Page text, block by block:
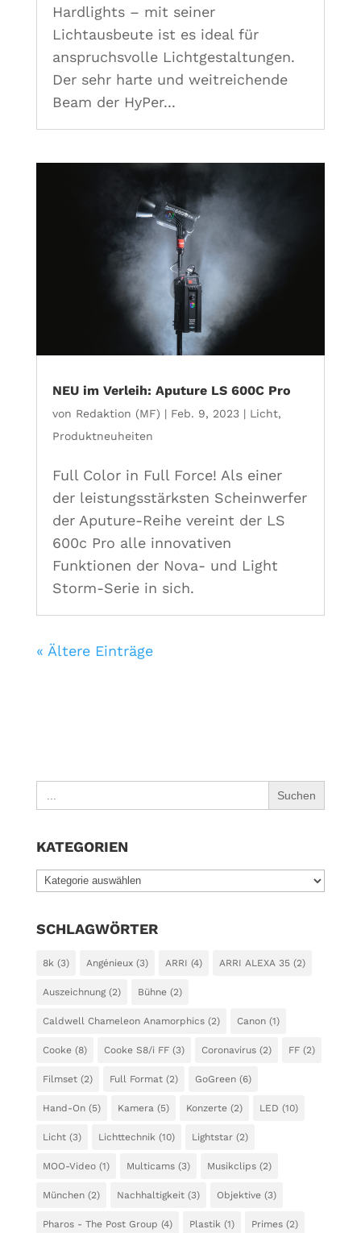
Hardlights – mit seiner
Lichtausbeute ist es ideal für
anspruchsvolle Lichtgestaltungen.
Der sehr harte und weitreichende
Beam der HyPer...
NEU im Verleih: Aputure LS 600C Pro
von Redaktion (MF) | Feb. 9, 2023| Licht,
Produktneuheiten
Full Color in Full Force! Als einer
der leistungsstärksten Scheinwerfer
der Aputure-Reihe vereint der LS
600c Pro alle innovativen
Funktionen der Nova- und Light
Storm-Serie in sich.
« Ältere Einträge
for:
KATEGORIEN
KATEGORIEN
SCHLAGWÖRTER
8k (3) Angénieux(3) ARRI (4) ARRI ALEXA 35(2)
Auszeichnung(2) Bühne(2)
Caldwell Chameleon Anamorphics(2) Canon(1)
Cooke(8) Cooke S8/i FF(3) Coronavirus(2) FF(2)
Filmset(2) Full Format(2) GoGreen(6)
Hand-On(5) Kamera (5) Konzerte(2) LED (10)
Licht(3) Lichttechnik (10) Lightstar(2)
MOO-Video(1) Multicams(3) Musikclips(2)
München(2) Nachhaltigkeit(3) Objektive(3)
Pharos - The Post Group (4) Plastik (1) Primes(2)